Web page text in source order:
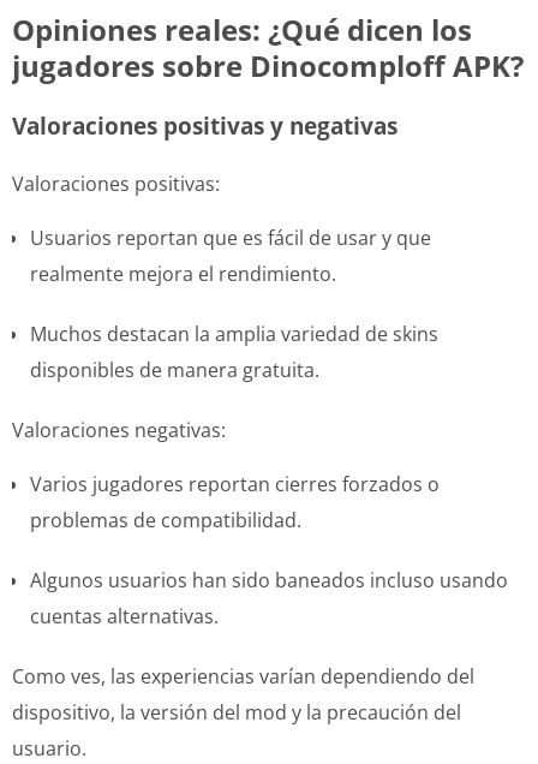
Opiniones reales: ¿Qué dicen los
jugadores sobre Dinocomploff APK?
Valoraciones positivas y negativas
Valoraciones positivas:
Usuarios reportan que es fácil de usar y que
realmente mejora el rendimiento.
Muchos destacan la amplia variedad de skins
disponibles de manera gratuita.
Valoraciones negativas:
Varios jugadores reportan cierres forzados o
problemas de compatibilidad.
Algunos usuarios han sido baneados incluso usando
cuentas alternativas.
Como ves, las experiencias varían dependiendo del
dispositivo, la versión del mod y la precaución del
usuario.